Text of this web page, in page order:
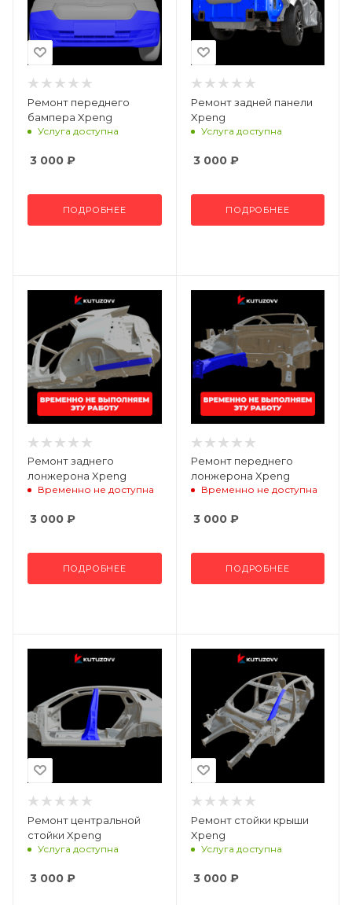
Ремонт переднего
бампера Xpeng
Услуга доступна
3 000 ₽
ПОДРОБНЕЕ
Ремонт задней панели
Xpeng
Услуга доступна
3 000₽
ПОДРОБНЕЕ
Ремонт заднего
лонжерона Xpeng
Временно не доступна
3 000 ₽
ПОДРОБНЕЕ
Ремонт переднего
лонжерона Xpeng
Временно не доступна
3 000₽
ПОДРОБНЕЕ
Ремонт центральной
стойки Xpeng
Услуга доступна
3 000 ₽
Ремонт стойки крыши
Xpeng
Услуга доступна
3 000₽